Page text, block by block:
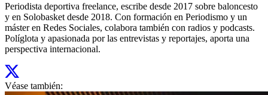
Periodista deportiva freelance, escribe desde 2017 sobre baloncesto
y en Solobasket desde 2018. Con formación en Periodismo y un
máster en Redes Sociales, colabora también con radios y podcasts.
Políglota y apasionada por las entrevistas y reportajes, aporta una
perspectiva internacional.
Véase también: